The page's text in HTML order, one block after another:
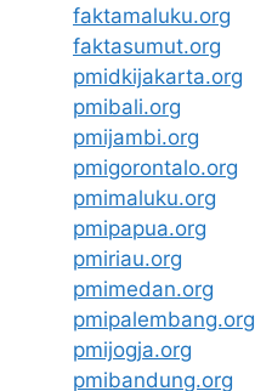
faktamaluku.org
faktasumut.org
pmidkijakarta.org
pmibali.org
pmijambi.org
pmigorontalo.org
pmimaluku.org
pmipapua.org
pmiriau.org
pmimedan.org
pmipalembang.org
pmijogja.org
pmibandung.org